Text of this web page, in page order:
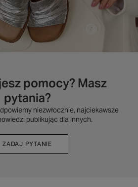
pomocy? Masz
pytania?
niezwłocznie, najciekawsze
publikując dla innych.
ZADAJ PYTANIE